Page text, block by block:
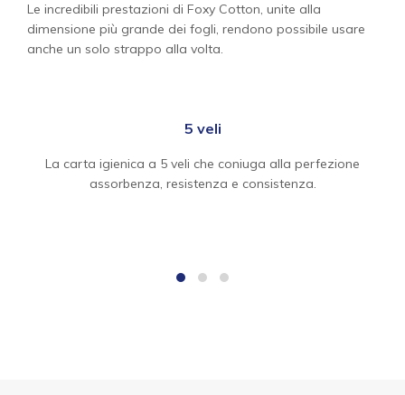
Le incredibili prestazioni di Foxy Cotton, unite alla
dimensione più grande dei fogli, rendono possibile usare
anche un solo strappo alla volta.
5 veli
La carta igienica a 5 veli che coniuga alla perfezione
assorbenza, resistenza e consistenza.